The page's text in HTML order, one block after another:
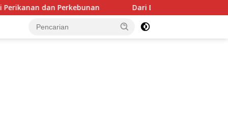
Desa untuk Indonesia, Yandri Ajak Kepala Desa